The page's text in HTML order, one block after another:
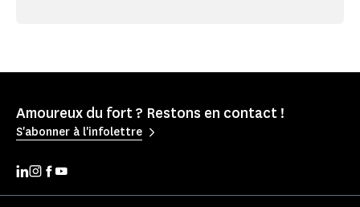
Amoureux du fort ? Restons en contact !
S'abonner à l'infolettre